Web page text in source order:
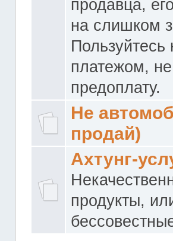
продавца,
на слишком
платежом,
предоплату.
Не
продай)
Ахтунг-
продукты,